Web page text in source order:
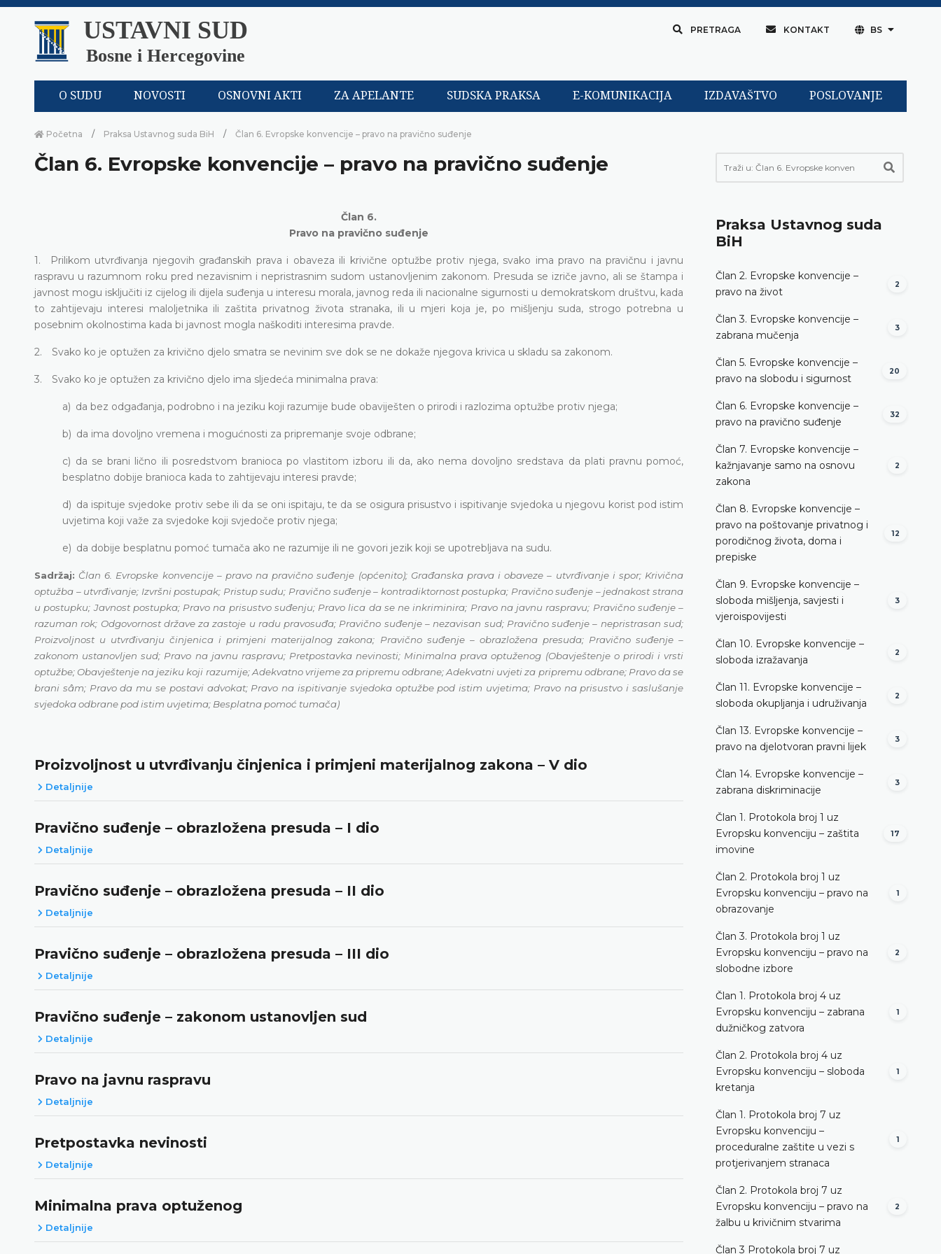
USTAVNI SUD
Bosne i Hercegovine
PRETRAGA KONTAKT BS
O SUDU NOVOSTI OSNOVNI AKTI ZA APELANTE SUDSKA PRAKSA E-KOMUNIKACIJA IZDAVAŠTVO POSLOVANJE
Početna Praksa Ustavnog suda BiH Član 6. Evropske konvencije – pravo na pravično suđenje
Član 6. Evropske konvencije – pravo na pravično suđenje
Član 6.
Pravo na pravično suđenje
1. Prilikom utvrđivanja njegovih građanskih prava i obaveza ili krivične optužbe protiv njega, svako ima pravo na pravičnu i javnu
raspravu u razumnom roku pred nezavisnim i nepristrasnim sudom ustanovljenim zakonom. Presuda se izriče javno, ali se štampa i
javnost mogu isključiti iz cijelog ili dijela suđenja u interesu morala, javnog reda ili nacionalne sigurnosti u demokratskom društvu, kada
to zahtijevaju interesi maloljetnika ili zaštita privatnog života stranaka, ili u mjeri koja je, po mišljenju suda, strogo potrebna u
posebnim okolnostima kada bi javnost mogla naškoditi interesima pravde.
2. Svako ko je optužen za krivično djelo smatra se nevinim sve dok se ne dokaže njegova krivica u skladu sa zakonom.
3. Svako ko je optužen za krivično djelo ima sljedeća minimalna prava:
a) da bez odgađanja, podrobno i na jeziku koji razumije bude obaviješten o prirodi i razlozima optužbe protiv njega;
b) da ima dovoljno vremena i mogućnosti za pripremanje svoje odbrane;
c) da se brani lično ili posredstvom branioca po vlastitom izboru ili da, ako nema dovoljno sredstava da plati pravnu pomoć,
besplatno dobije branioca kada to zahtijevaju interesi pravde;
d) da ispituje svjedoke protiv sebe ili da se oni ispitaju, te da se osigura prisustvo i ispitivanje svjedoka u njegovu korist pod istim
uvjetima koji važe za svjedoke koji svjedoče protiv njega;
e) da dobije besplatnu pomoć tumača ako ne razumije ili ne govori jezik koji se upotrebljava na sudu.
Sadržaj: Član 6. Evropske konvencije – pravo na pravično suđenje (općenito); Građanska prava i obaveze – utvrđivanje i spor; Krivična
optužba – utvrđivanje; Izvršni postupak; Pristup sudu; Pravično suđenje – kontradiktornost postupka; Pravično suđenje – jednakost strana
u postupku; Javnost postupka; Pravo na prisustvo suđenju; Pravo lica da se ne inkriminira; Pravo na javnu raspravu; Pravično suđenje –
razuman rok; Odgovornost države za zastoje u radu pravosuđa; Pravično suđenje – nezavisan sud; Pravično suđenje – nepristrasan sud;
Proizvoljnost u utvrđivanju činjenica i primjeni materijalnog zakona; Pravično suđenje – obrazložena presuda; Pravično suđenje –
zakonom ustanovljen sud; Pravo na javnu raspravu; Pretpostavka nevinosti; Minimalna prava optuženog (Obavještenje o prirodi i vrsti
optužbe; Obavještenje na jeziku koji razumije; Adekvatno vrijeme za pripremu odbrane; Adekvatni uvjeti za pripremu odbrane; Pravo da se
brani sâm; Pravo da mu se postavi advokat; Pravo na ispitivanje svjedoka optužbe pod istim uvjetima; Pravo na prisustvo i saslušanje
svjedoka odbrane pod istim uvjetima; Besplatna pomoć tumača)
Proizvoljnost u utvrđivanju činjenica i primjeni materijalnog zakona – V dio
Detaljnije
Pravično suđenje – obrazložena presuda – I dio
Detaljnije
Pravično suđenje – obrazložena presuda – II dio
Detaljnije
Pravično suđenje – obrazložena presuda – III dio
Detaljnije
Pravično suđenje – zakonom ustanovljen sud
Detaljnije
Pravo na javnu raspravu
Detaljnije
Pretpostavka nevinosti
Detaljnije
Minimalna prava optuženog
Detaljnije
Praksa Ustavnog suda
BiH
Član 2. Evropske konvencije –
pravo na život
2
Član 3. Evropske konvencije –
zabrana mučenja
3
Član 5. Evropske konvencije –
pravo na slobodu i sigurnost
20
Član 6. Evropske konvencije –
pravo na pravično suđenje
32
Član 7. Evropske konvencije –
kažnjavanje samo na osnovu
zakona
2
Član 8. Evropske konvencije –
pravo na poštovanje privatnog i
porodičnog života, doma i
prepiske
12
Član 9. Evropske konvencije –
sloboda mišljenja, savjesti i
vjeroispovijesti
3
Član 10. Evropske konvencije –
sloboda izražavanja
2
Član 11. Evropske konvencije –
sloboda okupljanja i udruživanja
2
Član 13. Evropske konvencije –
pravo na djelotvoran pravni lijek
3
Član 14. Evropske konvencije –
zabrana diskriminacije
3
Član 1. Protokola broj 1 uz
Evropsku konvenciju – zaštita
imovine
17
Član 2. Protokola broj 1 uz
Evropsku konvenciju – pravo na
obrazovanje
1
Član 3. Protokola broj 1 uz
Evropsku konvenciju – pravo na
slobodne izbore
2
Član 1. Protokola broj 4 uz
Evropsku konvenciju – zabrana
dužničkog zatvora
1
Član 2. Protokola broj 4 uz
Evropsku konvenciju – sloboda
kretanja
1
Član 1. Protokola broj 7 uz
Evropsku konvenciju –
proceduralne zaštite u vezi s
protjerivanjem stranaca
1
Član 2. Protokola broj 7 uz
Evropsku konvenciju – pravo na
žalbu u krivičnim stvarima
2
Član 3 Protokola broj 7 uz